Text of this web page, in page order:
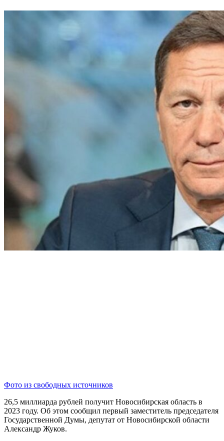
Фото из свободных источников
26,5 миллиарда рублей получит Новосибирская область в
2023 году. Об этом сообщил первый заместитель председателя
Государственной Думы, депутат от Новосибирской области
Александр Жуков.